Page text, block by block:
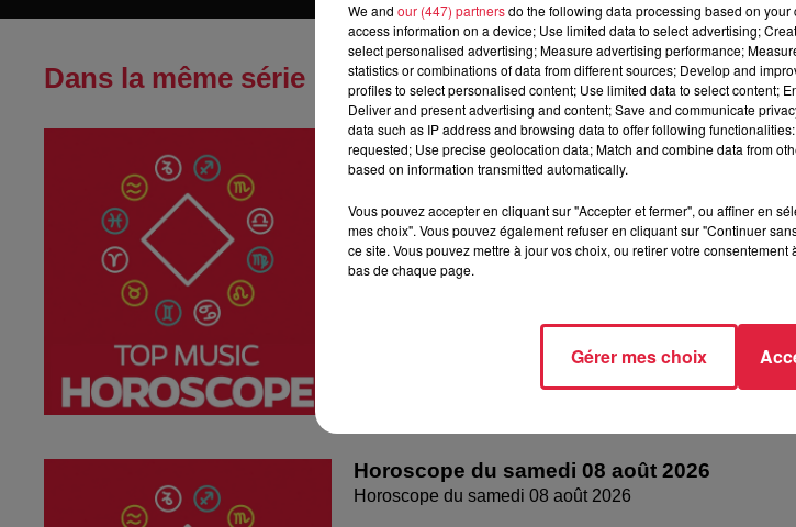
Dans la même série
Horoscope du dimanche 09 août 2026
Horoscope du dimanche 09 août 2026
Horoscope du samedi 08 août 2026
Horoscope du samedi 08 août 2026
We and our (447) partnersdo the following data processing based on
access information on a device; Use limited data to select advertising;
select personalised advertising; Measure advertising performance;
statistics or combinations of data from different sources; Develop and
profiles to select personalised content; Use limited data to select content;
Deliver and present advertising and content; Save and communicate
data such as IP address and browsing data to offer following
requested; Use precise geolocation data; Match and combine data from
based on information transmitted automatically.
Vous pouvez accepter en cliquant sur "Accepter et fermer", ou affiner en
mes choix". Vous pouvez également refuser en cliquant sur "Continuer
ce site. Vous pouvez mettre à jour vos choix, ou retirer votre
bas de chaque page.
Gérer mes choix